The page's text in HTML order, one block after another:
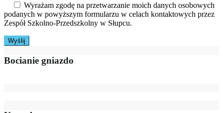
Wyrażam zgodę na przetwarzanie moich danych osobowych
podanych w powyższym formularzu w celach kontaktowych przez
Zespół Szkolno-Przedszkolny w Słupcu.
Bocianie gniazdo